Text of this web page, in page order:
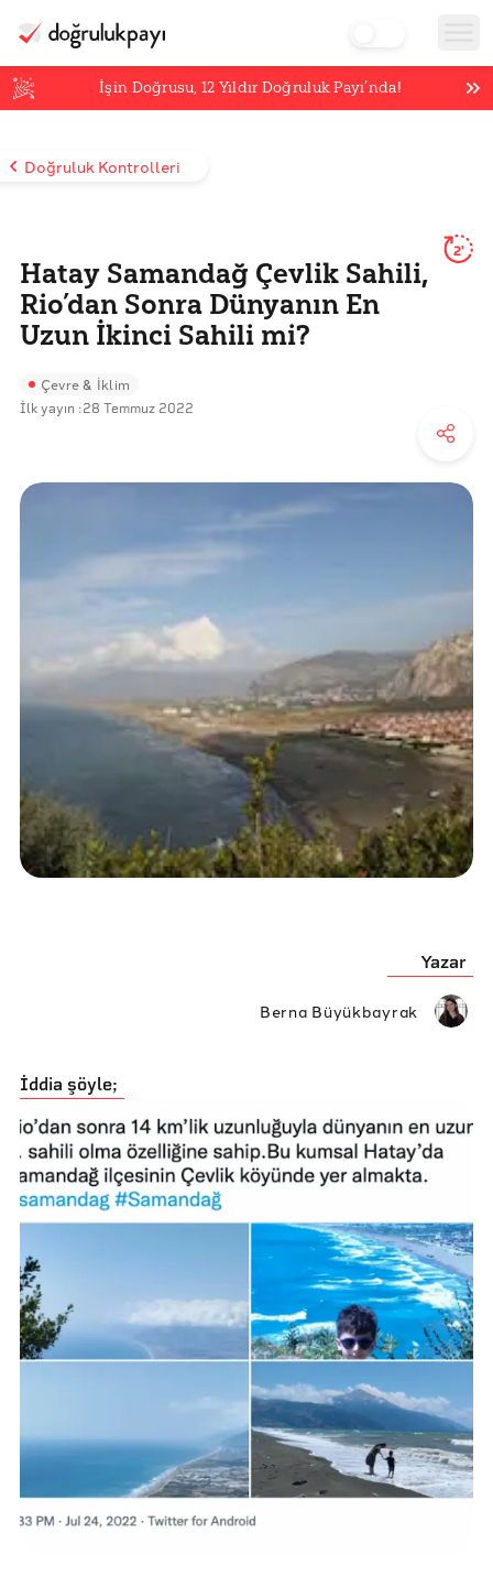
İşin Doğrusu,12 Yıldır Doğruluk Payı’nda!
Doğruluk Kontrolleri
Hatay Samandağ Çevlik Sahili,
Rio’dan Sonra Dünyanın En
Uzun İkinci Sahili mi?
2'
Çevre & İklim
İlk yayın :28 Temmuz 2022
Yazar
Berna Büyükbayrak
İddia şöyle;